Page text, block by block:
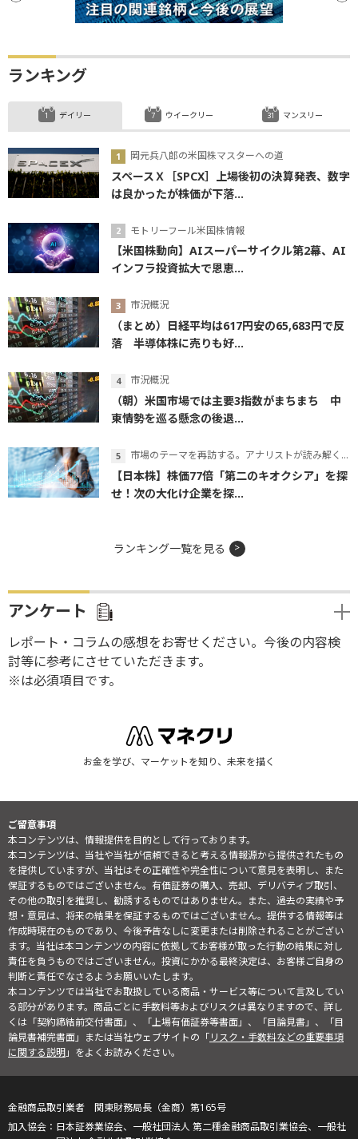
ランキング
デイリー
岡元兵八郎の米国株マスターへの道
スペースＸ［SPCX］上場後初の決算発表、数字
は良かったが株価が下落...
モトリーフール米国株情報
【米国株動向】AIスーパーサイクル第2幕、AI
インフラ投資拡大で恩恵...
市況概況
（まとめ）日経平均は617円安の65,683円で反
落 半導体株に売りも好...
市況概況
（朝）米国市場では主要3指数がまちまち 中
東情勢を巡る懸念の後退...
市場のテーマを再訪する。アナリストが読み解くテーマの本質
【日本株】株価77倍「第二のキオクシア」を探
せ！次の大化け企業を探...
ウイークリー マンスリー
ランキング一覧を見る
アンケート
レポート・コラムの感想をお寄せください。今後の内容検
討等に参考にさせていただきます。
※は必須項目です。
お金を学び、マーケットを知り、未来を描く
ご留意事項
本コンテンツは、情報提供を目的として行っております。
本コンテンツは、当社や当社が信頼できると考える情報源から提供されたもの
を提供していますが、当社はその正確性や完全性について意見を表明し、また
保証するものではございません。有価証券の購入、売却、デリバティブ取引、
その他の取引を推奨し、勧誘するものではありません。また、過去の実績や予
想・意見は、将来の結果を保証するものではございません。提供する情報等は
作成時現在のものであり、今後予告なしに変更または削除されることがござい
ます。当社は本コンテンツの内容に依拠してお客様が取った行動の結果に対し
責任を負うものではございません。投資にかかる最終決定は、お客様ご自身の
判断と責任でなさるようお願いいたします。
本コンテンツでは当社でお取扱している商品・サービス等について言及してい
る部分があります。商品ごとに手数料等およびリスクは異なりますので、詳し
くは「契約締結前交付書面」、「上場有価証券等書面」、「目論見書」、「目
論見書補完書面」または当社ウェブサイトの「リスク・手数料などの重要事項
に関する説明」をよくお読みください。
金融商品取引業者 関東財務局長（金商）第165号
日本証券業協会、一般社団法人 第二種金融商品取引業協会、一般社